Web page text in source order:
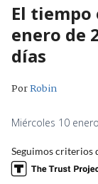
El tiempo
enero de
días
PorRobin
Miércoles 10
Seguimos criterios